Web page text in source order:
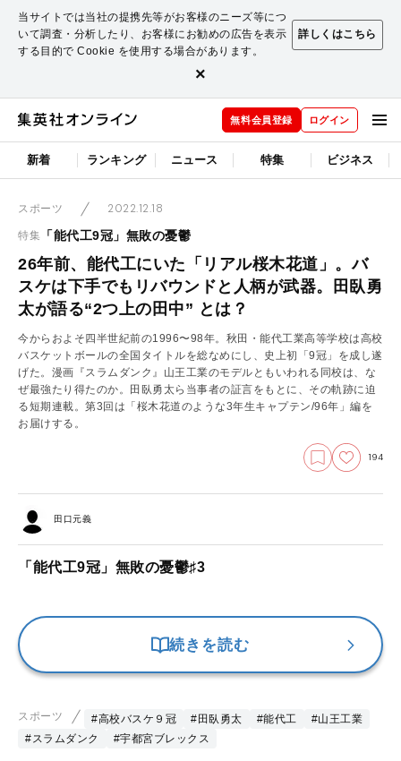
当サイトでは当社の提携先等がお客様のニーズ等につ
いて調査・分析したり、お客様にお勧めの広告を表示
する目的で Cookie を使用する場合があります。
詳しくはこちら
×
無料会員登録 ログイン
新着 ランキング ニュース 特集 ビジネス
スポーツ 2022.12.18
特集 「能代工9冠」無敗の憂鬱
26年前、能代工にいた「リアル桜木花道」。バ
スケは下手でもリバウンドと人柄が武器。田臥勇
太が語る“2つ上の田中” とは？
今からおよそ四半世紀前の1996〜98年。秋田・能代工業高等学校は高校
バスケットボールの全国タイトルを総なめにし、史上初「9冠」を成し遂
げた。漫画『スラムダンク』山王工業のモデルともいわれる同校は、な
ぜ最強たり得たのか。田臥勇太ら当事者の証言をもとに、その軌跡に迫
る短期連載。第3回は「桜木花道のような3年生キャプテン/96年」編を
お届けする。
194
田口元義
「能代工9冠」無敗の憂鬱♯3
続きを読む
スポーツ #高校バスケ９冠 #田臥勇太 #能代工
#山王工業
#スラムダンク
#宇都宮ブレックス